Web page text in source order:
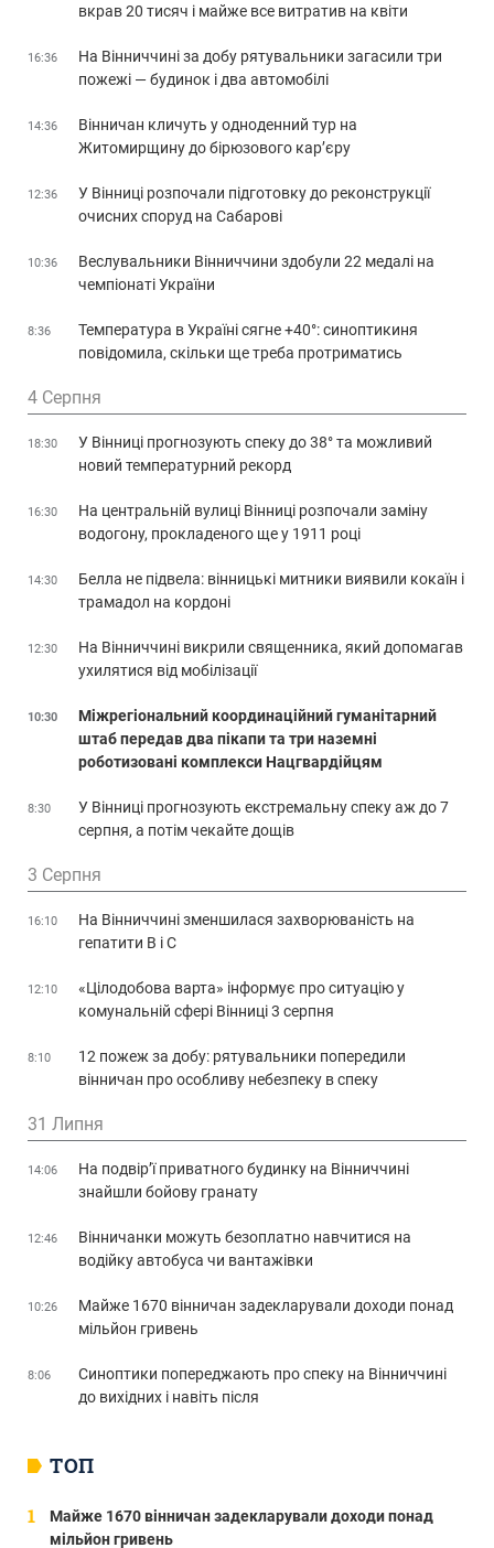
ТОП
Майже 1670 вінничан задекларували доходи понад
мільйон гривень
вкрав 20 тисяч і майже все витратив на квіти
16:36
На Вінниччині за добу рятувальники загасили три
пожежі — будинок і два автомобілі
14:36
Вінничан кличуть у одноденний тур на
Житомирщину до бірюзового кар’єру
12:36
У Вінниці розпочали підготовку до реконструкції
очисних споруд на Сабарові
10:36
Веслувальники Вінниччини здобули 22 медалі на
чемпіонаті України
8:36
Температура в Україні сягне +40°: синоптикиня
повідомила, скільки ще треба протриматись
4 Серпня
18:30
У Вінниці прогнозують спеку до 38° та можливий
новий температурний рекорд
16:30
На центральній вулиці Вінниці розпочали заміну
водогону, прокладеного ще у 1911 році
14:30
Белла не підвела: вінницькі митники виявили кокаїн і
трамадол на кордоні
12:30
На Вінниччині викрили священника, який допомагав
ухилятися від мобілізації
10:30
Міжрегіональний координаційний гуманітарний
штаб передав два пікапи та три наземні
роботизовані комплекси Нацгвардійцям
8:30
У Вінниці прогнозують екстремальну спеку аж до 7
серпня, а потім чекайте дощів
3 Серпня
16:10
На Вінниччині зменшилася захворюваність на
гепатити В і С
12:10
«Цілодобова варта» інформує про ситуацію у
комунальній сфері Вінниці 3 серпня
8:10
12 пожеж за добу: рятувальники попередили
вінничан про особливу небезпеку в спеку
31 Липня
14:06
На подвір’ї приватного будинку на Вінниччині
знайшли бойову гранату
12:46
Вінничанки можуть безоплатно навчитися на
водійку автобуса чи вантажівки
10:26
Майже 1670 вінничан задекларували доходи понад
мільйон гривень
8:06
Синоптики попереджають про спеку на Вінниччині
до вихідних і навіть після